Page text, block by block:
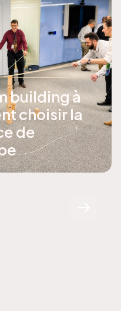
building à
choisir la
de